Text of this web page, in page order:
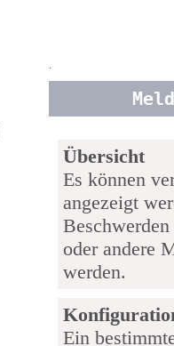
.
Übersicht
Es können
angezeigt
oder andere
werden.
Ein